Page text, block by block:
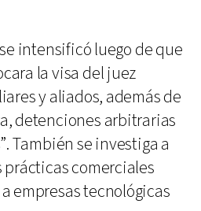
intensificó luego de que
la visa del juez
y aliados, además de
detenciones arbitrarias
También se investiga a
comerciales
empresas tecnológicas